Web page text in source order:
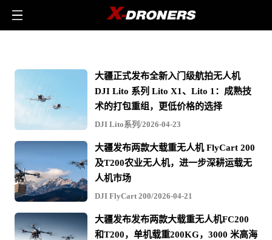
测
据
处
理
-
相
关
无
人
大疆正式发布全新入门级航拍无人机
DJI Lito 系列 Lito X1、Lito 1：成熟技
术的打包重组，更低价格的选择
DJI Lito系列/2026-04-23
大疆发布两款大载重无人机 FlyCart 200
及T200农业无人机，进一步深耕运载无
人机市场
DJI FlyCart 200/2026-04-21
大疆发布发布两款大载重无人机FC200
和T200，单机载重200KG，3000 米高海